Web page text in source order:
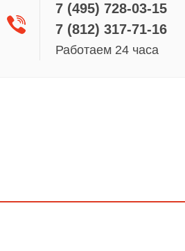
7 (495) 728-03-15
7 (812) 317-71-16
Работаем 24 часа